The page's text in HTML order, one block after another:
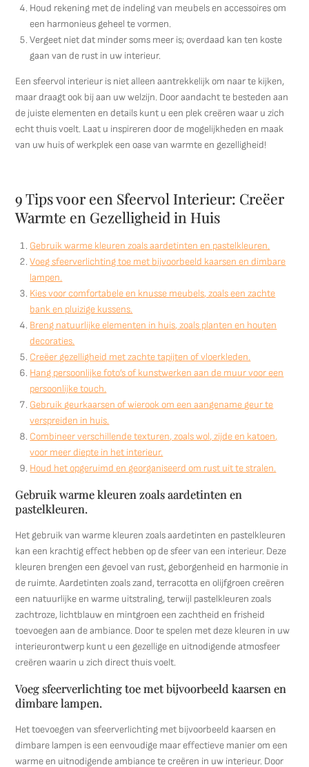
Houd rekening met de indeling van meubels en accessoires om
een harmonieus geheel te vormen.
Vergeet niet dat minder soms meer is; overdaad kan ten koste
gaan van de rust in uw interieur.
Een sfeervol interieur is niet alleen aantrekkelijk om naar te kijken,
maar draagt ook bij aan uw welzijn. Door aandacht te besteden aan
de juiste elementen en details kunt u een plek creëren waar u zich
echt thuis voelt. Laat u inspireren door de mogelijkheden en maak
van uw huis of werkplek een oase van warmte en gezelligheid!
9 Tips voor een Sfeervol Interieur: Creëer
Warmte en Gezelligheid in Huis
Gebruik warme kleuren zoals aardetinten en pastelkleuren.
Voeg sfeerverlichting toe met bijvoorbeeld kaarsen en dimbare
lampen.
Kies voor comfortabele en knusse meubels, zoals een zachte
bank en pluizige kussens.
Breng natuurlijke elementen in huis, zoals planten en houten
decoraties.
Creëer gezelligheid met zachte tapijten of vloerkleden.
Hang persoonlijke foto’s of kunstwerken aan de muur voor een
persoonlijke touch.
Gebruik geurkaarsen of wierook om een aangename geur te
verspreiden in huis.
Combineer verschillende texturen, zoals wol, zijde en katoen,
voor meer diepte in het interieur.
Houd het opgeruimd en georganiseerd om rust uit te stralen.
Gebruik warme kleuren zoals aardetinten en
pastelkleuren.
Het gebruik van warme kleuren zoals aardetinten en pastelkleuren
kan een krachtig effect hebben op de sfeer van een interieur. Deze
kleuren brengen een gevoel van rust, geborgenheid en harmonie in
de ruimte. Aardetinten zoals zand, terracotta en olijfgroen creëren
een natuurlijke en warme uitstraling, terwijl pastelkleuren zoals
zachtroze, lichtblauw en mintgroen een zachtheid en frisheid
toevoegen aan de ambiance. Door te spelen met deze kleuren in uw
interieurontwerp kunt u een gezellige en uitnodigende atmosfeer
creëren waarin u zich direct thuis voelt.
Voeg sfeerverlichting toe met bijvoorbeeld kaarsen en
dimbare lampen.
Het toevoegen van sfeerverlichting met bijvoorbeeld kaarsen en
dimbare lampen is een eenvoudige maar effectieve manier om een
warme en uitnodigende ambiance te creëren in uw interieur. Door